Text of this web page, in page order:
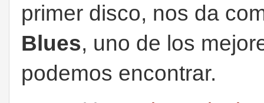
primer disco, nos da
Blues, uno de los
podemos encontrar.